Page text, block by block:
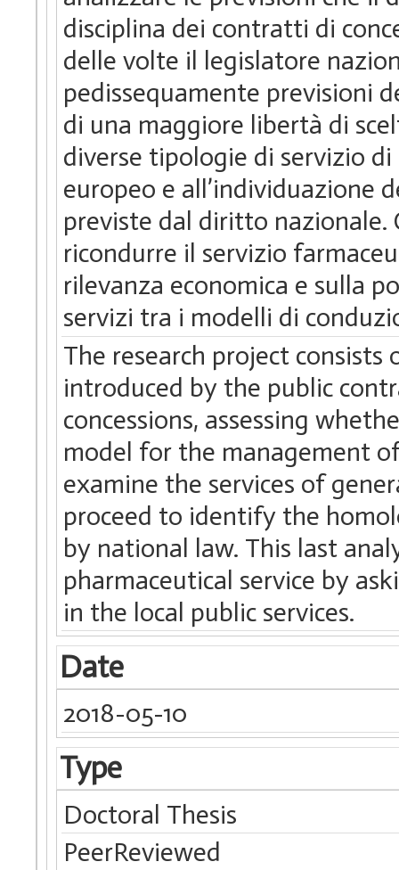
disciplina dei contratti di
delle volte il legislatore
pedissequamente previsioni
di una maggiore libertà di
diverse tipologie di servizio
europeo e all’individuazione
previste dal diritto nazionale.
ricondurre il servizio
rilevanza economica e sulla
servizi tra i modelli di
The research project
introduced by the public
concessions, assessing
model for the management
examine the services of
proceed to identify the
by national law. This last
pharmaceutical service by
in the local public services.
Date
2018-05-10
Type
Doctoral Thesis
PeerReviewed